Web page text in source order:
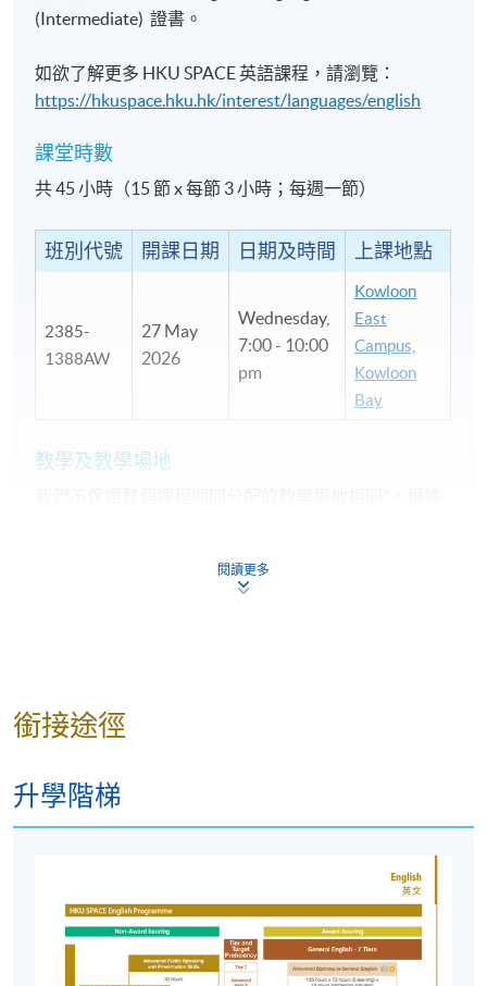
(Intermediate) 證書。
如欲了解更多 HKU SPACE 英語課程，請瀏覽：
https://hkuspace.hku.hk/interest/languages/english
課堂時數
共 45 小時（15 節 x 每節 3 小時；每週一節）
班別代號 開課日期 日期及時間 上課地點
2385-
1388AW
27 May
2026
Wednesday,
7:00 - 10:00
pm
Kowloon
East
Campus,
Kowloon
Bay
教學及教學場地
* (1) 因突發情況需要，經相關部門批准，可以採取虛擬
組。他們中的一些人是以英語為母語的人士；其他教
申請人須知
除非對課堂細節進行變動，否則我們通常不會向成功
註冊的學員另外發出上課提示。如果您的入學申請已
被接受，您應該按照所示的時間和地點參加課程的第
閱讀更多
銜接途徑
升學階梯